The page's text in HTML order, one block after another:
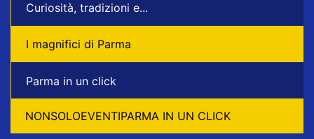
Curiosità, tradizioni e...
I magnifici di Parma
Parma in un click
NONSOLOEVENTIPARMA IN UN CLICK